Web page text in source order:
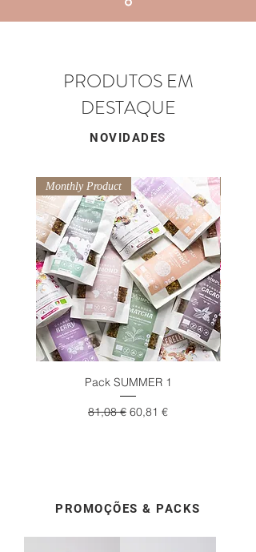
PRODUTOS EM
DESTAQUE
NOVIDADES
Monthly Product
Pack SUMMER 1
Preço normal
81,08 € Preço promocional
60,81 €
PROMOÇÕES & PACKS